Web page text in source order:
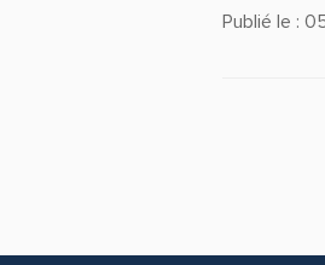
Publié le :